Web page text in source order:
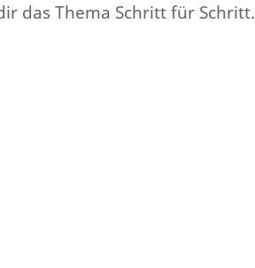
das Thema Schritt für Schritt.